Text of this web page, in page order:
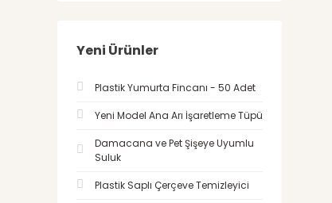
Yeni Ürünler
Plastik Yumurta Fincanı - 50 Adet
Yeni Model Ana Arı İşaretleme Tüpü
Damacana ve Pet Şişeye Uyumlu
Suluk
Plastik Saplı Çerçeve Temizleyici